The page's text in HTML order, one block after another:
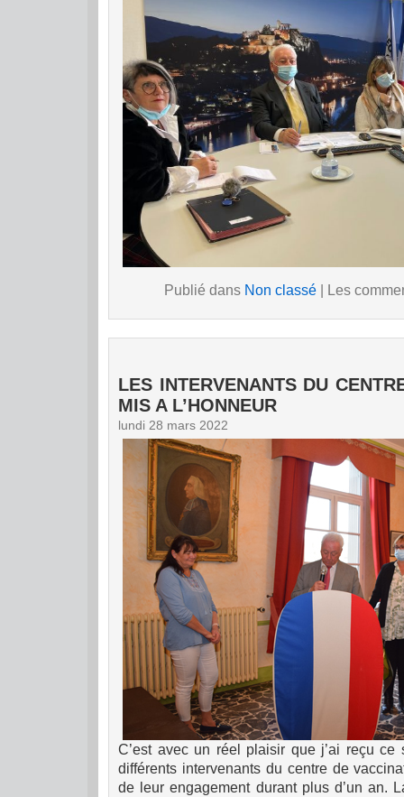
Publié dans Non classé| Les
LES INTERVENANTS DU
MIS A L’HONNEUR
lundi 28 mars 2022
C’est avec un réel plaisir que j’ai reçu
différents intervenants du centre de
de leur engagement durant plus d’un an.